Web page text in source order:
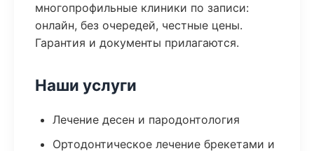
многопрофильные клиники по записи:
онлайн, без очередей, честные цены.
Гарантия и документы прилагаются.
Наши услуги
Лечение десен и пародонтология
Ортодонтическое лечение брекетами и